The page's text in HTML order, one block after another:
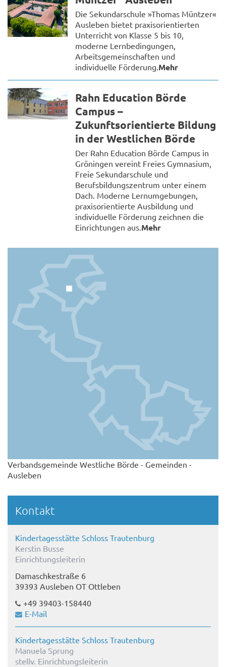
Die Sekundarschule »Thomas Müntzer«
Ausleben bietet praxisorientierten
Unterricht von Klasse 5 bis 10,
moderne Lernbedingungen,
Arbeitsgemeinschaften und
individuelle Förderung.Mehr
Rahn Education Börde
Campus –
Zukunftsorientierte Bildung
in der Westlichen Börde
Der Rahn Education Börde Campus in
Gröningen vereint Freies Gymnasium,
Freie Sekundarschule und
Berufsbildungszentrum unter einem
Dach. Moderne Lernumgebungen,
praxisorientierte Ausbildung und
individuelle Förderung zeichnen die
Einrichtungen aus.Mehr
Verbandsgemeinde Westliche Börde - Gemeinden -
Ausleben
Kontakt
Kindertagesstätte Schloss Trautenburg
Kerstin Busse
Einrichtungsleiterin
Damaschkestraße 6
39393 Ausleben OT Ottleben
+49 39403-158440
E-Mail
Kindertagesstätte Schloss Trautenburg
Manuela Sprung
stellv. Einrichtungsleiterin